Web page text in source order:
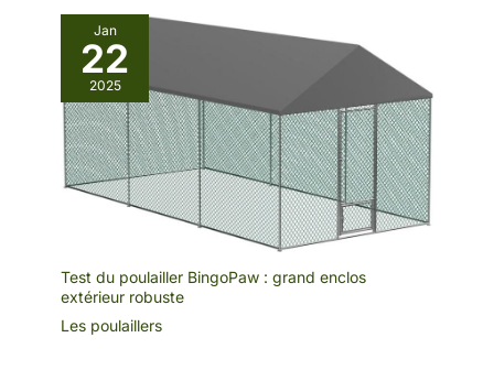
Jan
22
2025
Test du poulailler BingoPaw : grand enclos
extérieur robuste
Les poulaillers